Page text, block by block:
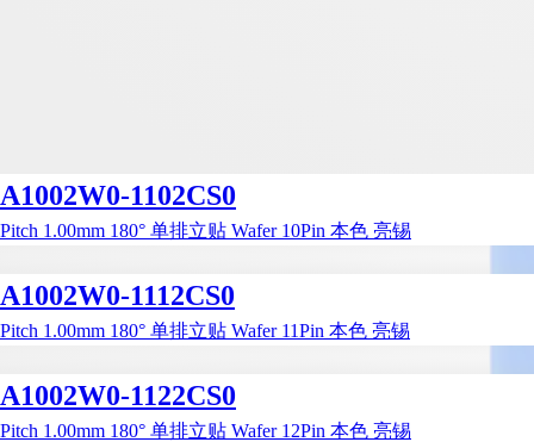
A1002W0-1102CS0
Pitch 1.00mm 180° 单排立贴 Wafer 10Pin 本色 亮锡
A1002W0-1112CS0
Pitch 1.00mm 180° 单排立贴 Wafer 11Pin 本色 亮锡
A1002W0-1122CS0
Pitch 1.00mm 180° 单排立贴 Wafer 12Pin 本色 亮锡